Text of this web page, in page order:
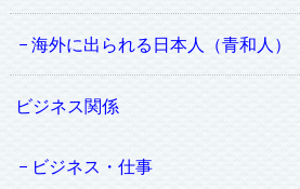
海外に出られる日本人（青和人）
ビジネス関係
ビジネス・仕事